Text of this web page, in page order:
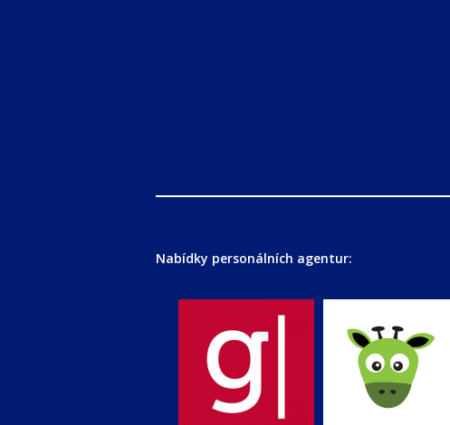
Nabídky personálních agentur: